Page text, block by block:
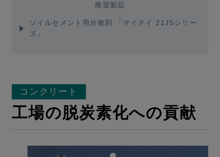
推奨製品
ソイルセメント用分散剤 「マイテイ 21JSシリー
ズ」
コンクリート
工場の脱炭素化への貢献